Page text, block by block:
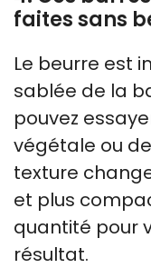
faites sans
Le beurre est
sablée de la
pouvez
végétale ou
texture
et plus
quantité pour
résultat.